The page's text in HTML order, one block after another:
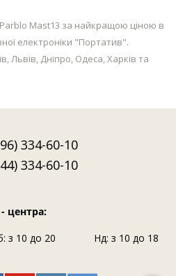
Mast13 за найкращою ціною в
електроніки "Портатив".
Львів, Дніпро, Одеса, Харків та
334-60-10
334-60-10
- центра:
з 10 до 20
Нд: з 10 до 18